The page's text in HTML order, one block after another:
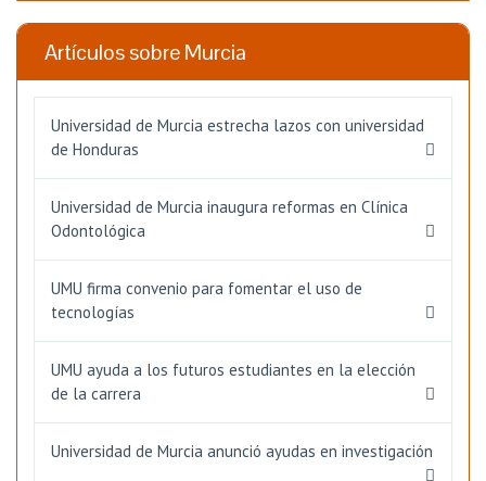
Artículos sobre Murcia
Universidad de Murcia estrecha lazos con universidad
de Honduras
Universidad de Murcia inaugura reformas en Clínica
Odontológica
UMU firma convenio para fomentar el uso de
tecnologías
UMU ayuda a los futuros estudiantes en la elección
de la carrera
Universidad de Murcia anunció ayudas en investigación